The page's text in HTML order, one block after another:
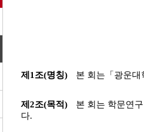
제1조(명칭) 본 회는「광운
제2조(목적)
본 회는 학문연
다.